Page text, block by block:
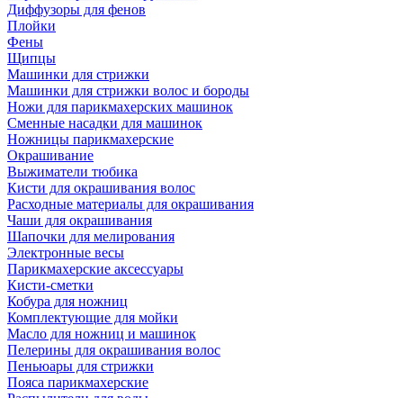
Диффузоры для фенов
Плойки
Фены
Щипцы
Машинки для стрижки
Машинки для стрижки волос и бороды
Ножи для парикмахерских машинок
Сменные насадки для машинок
Ножницы парикмахерские
Окрашивание
Выжиматели тюбика
Кисти для окрашивания волос
Расходные материалы для окрашивания
Чаши для окрашивания
Шапочки для мелирования
Электронные весы
Парикмахерские аксессуары
Кисти-сметки
Кобура для ножниц
Комплектующие для мойки
Масло для ножниц и машинок
Пелерины для окрашивания волос
Пеньюары для стрижки
Пояса парикмахерские